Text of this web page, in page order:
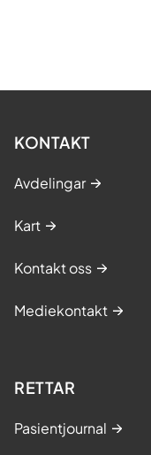
KONTAKT
Avdelingar
Kart
Kontakt oss
Mediekontakt
RETTAR
Pasientjournal